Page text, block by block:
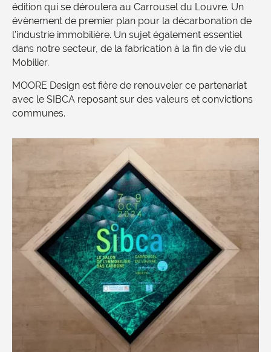
édition qui se déroulera au Carrousel du Louvre. Un
évènement de premier plan pour la décarbonation de
l’industrie immobilière. Un sujet également essentiel
dans notre secteur, de la fabrication à la fin de vie du
Mobilier.
MOORE Design est fière de renouveler ce partenariat
avec le SIBCA reposant sur des valeurs et convictions
communes.